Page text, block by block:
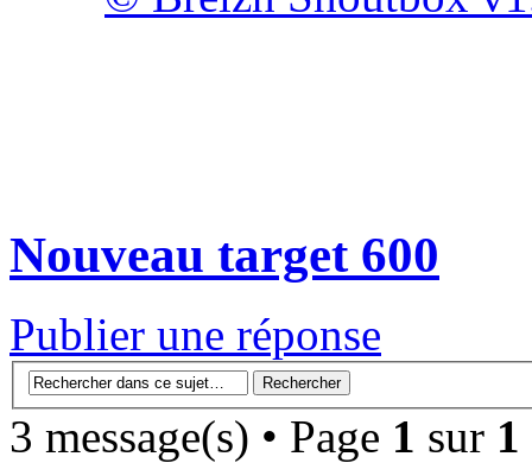
Nouveau target 600
Publier une réponse
3 message(s) • Page 1 sur 1